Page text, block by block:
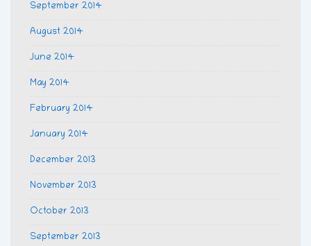
September 2014
August 2014
June 2014
May 2014
February 2014
January 2014
December 2013
November 2013
October 2013
September 2013